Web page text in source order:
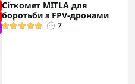
Сіткомет MITLA для
боротьби з FPV-дронами
7